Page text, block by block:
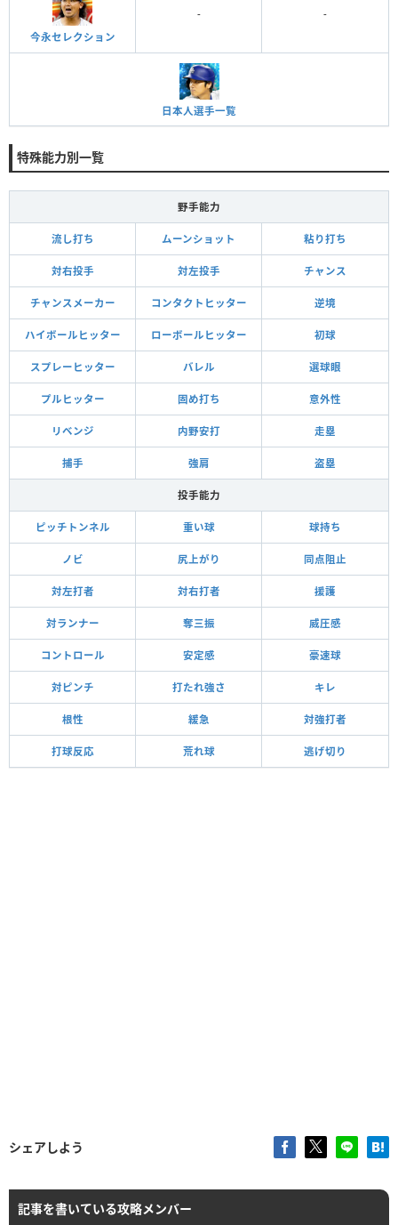
今永セレクション
- -
日本人選手一覧
特殊能力別一覧
野手能力
流し打ち ムーンショット 粘り打ち
対右投手 対左投手 チャンス
チャンスメーカー コンタクトヒッター 逆境
ハイボールヒッター ローボールヒッター 初球
スプレーヒッター バレル 選球眼
プルヒッター 固め打ち 意外性
リベンジ 内野安打 走塁
捕手 強肩 盗塁
投手能力
ピッチトンネル 重い球 球持ち
ノビ 尻上がり 同点阻止
対左打者 対右打者 援護
対ランナー 奪三振 威圧感
コントロール 安定感 豪速球
対ピンチ 打たれ強さ キレ
根性 緩急 対強打者
打球反応 荒れ球 逃げ切り
シェアしよう
記事を書いている攻略メンバー